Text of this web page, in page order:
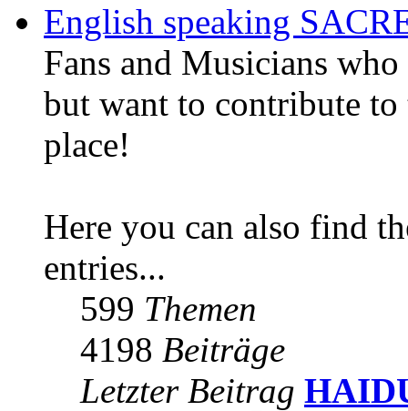
English speaking
Fans and Musicians
but want to contribute to
place!
Here you can also find
entries...
599 Themen
4198 Beiträge
Letzter Beitrag